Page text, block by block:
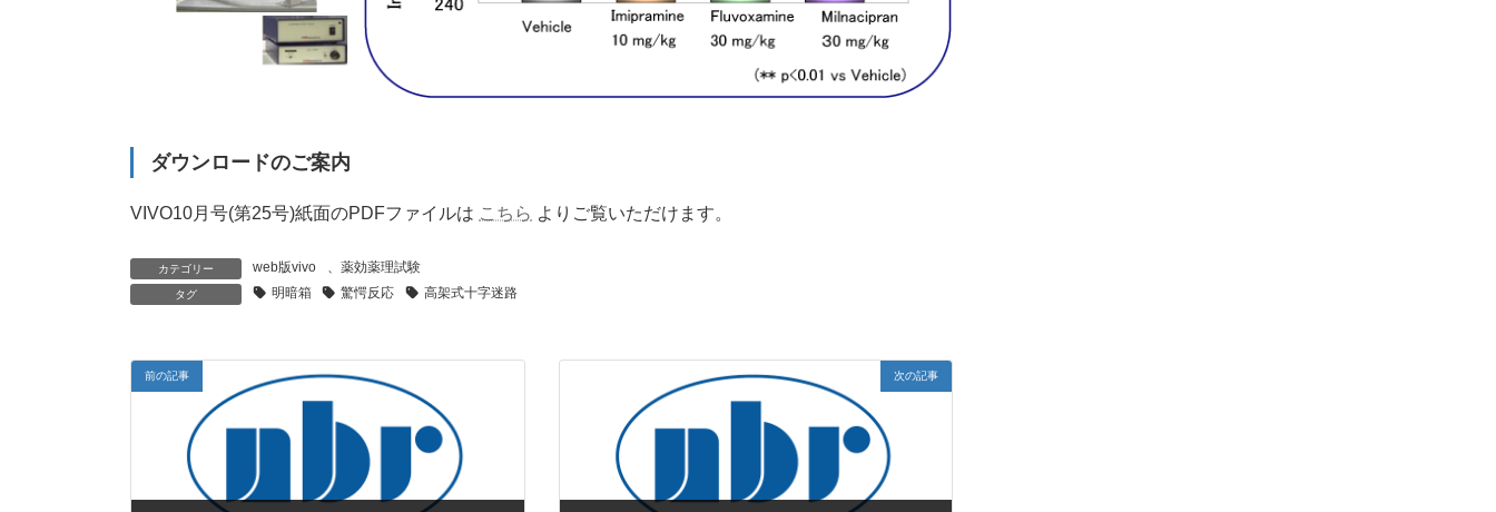
ダウンロードのご案内
VIVO10月号(第25号)紙面のPDFファイルは こちら よりご覧いただけます。
カテゴリー web版vivo 薬効薬理試験
タグ 明暗箱 驚愕反応 高架式十字迷路
前の記事 次の記事